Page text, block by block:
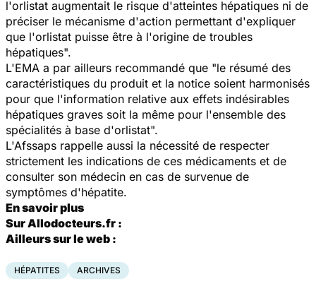
l'orlistat augmentait le risque d'atteintes hépatiques ni de
préciser le mécanisme d'action permettant d'expliquer
que l'orlistat puisse être à l'origine de troubles
hépatiques".
L'EMA a par ailleurs recommandé que "le résumé des
caractéristiques du produit et la notice soient harmonisés
pour que l'information relative aux effets indésirables
hépatiques graves soit la même pour l'ensemble des
spécialités à base d'orlistat".
L'Afssaps rappelle aussi la nécessité de respecter
strictement les indications de ces médicaments et de
consulter son médecin en cas de survenue de
symptômes d'hépatite.
En savoir plus
Sur Allodocteurs.fr :
Ailleurs sur le web :
HÉPATITES ARCHIVES